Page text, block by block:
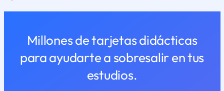
Millones de tarjetas didácticas
para ayudarte a sobresalir en tus
estudios.